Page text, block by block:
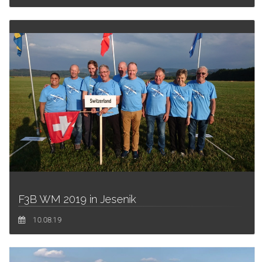
F3B WM 2019 in Jesenik
10.08.19